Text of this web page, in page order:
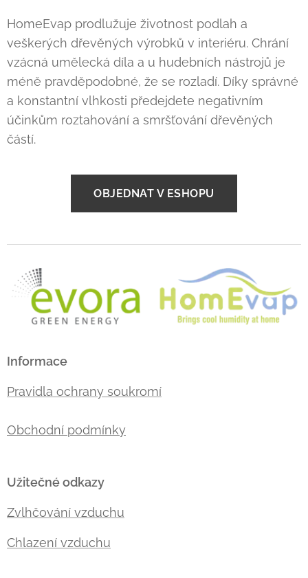
HomeEvap prodlužuje životnost podlah a
veškerých dřevěných výrobků v interiéru. Chrání
vzácná umělecká díla a u hudebních nástrojů je
méně pravděpodobné, že se rozladí. Díky správné
a konstantní vlhkosti předejdete negativním
účinkům roztahování a smršťování dřevěných
částí.
OBJEDNAT V ESHOPU
Informace
Pravidla ochrany soukromí
Obchodní podmínky
Užitečné odkazy
Zvlhčování vzduchu
Chlazení vzduchu